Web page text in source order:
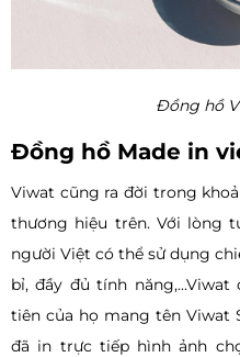
Đồng hồ
Đồng hồ Made in
Viwat cũng ra đời trong
thương hiệu trên. Với lòng
người Việt có thể sử dụng
bỉ, đầy đủ tính
tiên của họ mang tên Viwat
đã in trực tiếp hình ảnh